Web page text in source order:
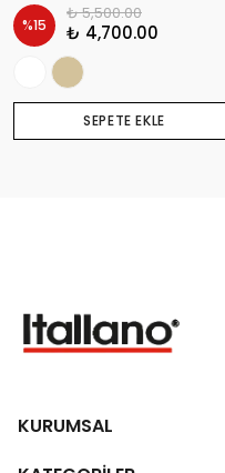
%15
₺ 5,500.00
₺ 4,700.00
SEPETE EKLE
KURUMSAL